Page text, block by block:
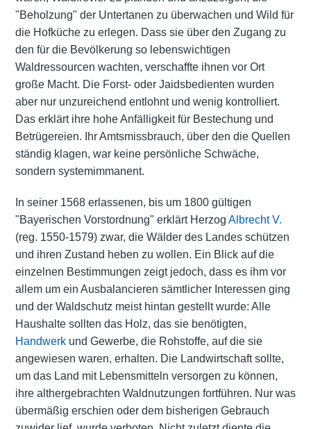
"Beholzung" der Untertanen zu überwachen und Wild für
die Hofküche zu erlegen. Dass sie über den Zugang zu
den für die Bevölkerung so lebenswichtigen
Waldressourcen wachten, verschaffte ihnen vor Ort
große Macht. Die Forst- oder Jaidsbedienten wurden
aber nur unzureichend entlohnt und wenig kontrolliert.
Das erklärt ihre hohe Anfälligkeit für Bestechung und
Betrügereien. Ihr Amtsmissbrauch, über den die Quellen
ständig klagen, war keine persönliche Schwäche,
sondern systemimmanent.
In seiner 1568 erlassenen, bis um 1800 gültigen
"Bayerischen Vorstordnung" erklärt Herzog Albrecht V.
(reg. 1550-1579) zwar, die Wälder des Landes schützen
und ihren Zustand heben zu wollen. Ein Blick auf die
einzelnen Bestimmungen zeigt jedoch, dass es ihm vor
allem um ein Ausbalancieren sämtlicher Interessen ging
und der Waldschutz meist hintan gestellt wurde: Alle
Haushalte sollten das Holz, das sie benötigten,
Handwerkund Gewerbe, die Rohstoffe, auf die sie
angewiesen waren, erhalten. Die Landwirtschaft sollte,
um das Land mit Lebensmitteln versorgen zu können,
ihre althergebrachten Waldnutzungen fortführen. Nur was
übermäßig erschien oder dem bisherigen Gebrauch